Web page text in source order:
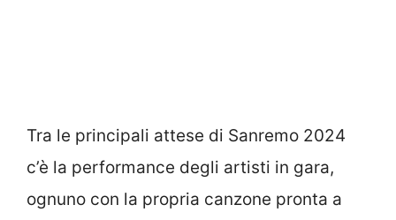
Tra le principali attese di Sanremo 2024
c’è la performance degli artisti in gara,
ognuno con la propria canzone pronta a